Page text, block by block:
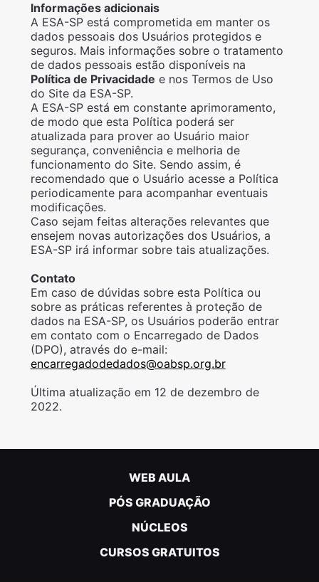
Informações adicionais
A ESA-SP está comprometida em manter os
dados pessoais dos Usuários protegidos e
seguros. Mais informações sobre o tratamento
de dados pessoais estão disponíveis na
Política de Privacidade e nos Termos de Uso
do Site da ESA-SP.
A ESA-SP está em constante aprimoramento,
de modo que esta Política poderá ser
atualizada para prover ao Usuário maior
segurança, conveniência e melhoria de
funcionamento do Site. Sendo assim, é
recomendado que o Usuário acesse a Política
periodicamente para acompanhar eventuais
modificações.
Caso sejam feitas alterações relevantes que
ensejem novas autorizações dos Usuários, a
ESA-SP irá informar sobre tais atualizações.
Contato
Em caso de dúvidas sobre esta Política ou
sobre as práticas referentes à proteção de
dados na ESA-SP, os Usuários poderão entrar
em contato com o Encarregado de Dados
(DPO), através do e-mail:
encarregadodedados@oabsp.org.br
Última atualização em 12 de dezembro de
2022.
WEB AULA
PÓS GRADUAÇÃO
NÚCLEOS
CURSOS GRATUITOS